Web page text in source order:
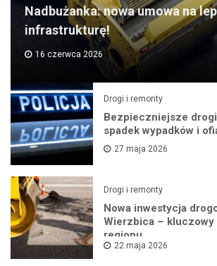
Nadbużanka: nowa umowa na
infrastrukturę!
16 czerwca 2026
Drogi i remonty
Bezpieczniejsze
spadek wypadków i
27 maja 2026
Drogi i remonty
Nowa inwestycja
Wierzbica – kluczowy
regionu
22 maja 2026